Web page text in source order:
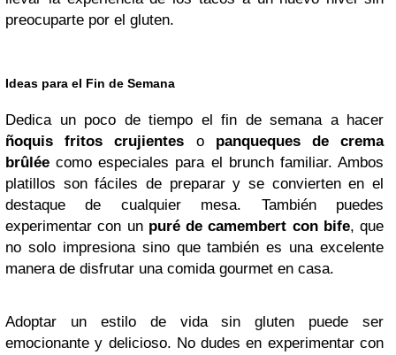
preocuparte por el gluten.
Ideas para el Fin de Semana
Dedica un poco de tiempo el fin de semana a hacer
ñoquis fritos crujientes o panqueques de crema
brûlée como especiales para el brunch familiar. Ambos
platillos son fáciles de preparar y se convierten en el
destaque de cualquier mesa. También puedes
experimentar con un puré de camembert con bife, que
no solo impresiona sino que también es una excelente
manera de disfrutar una comida gourmet en casa.
Adoptar un estilo de vida sin gluten puede ser
emocionante y delicioso. No dudes en experimentar con